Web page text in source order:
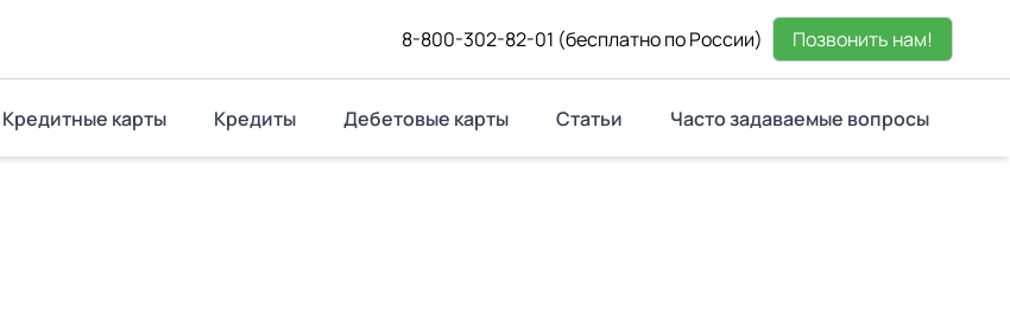
8-800-302-82-01 (бесплатно по России) Позвонить нам!
Кредитные карты Кредиты Дебетовые карты Статьи Часто задаваемые вопросы